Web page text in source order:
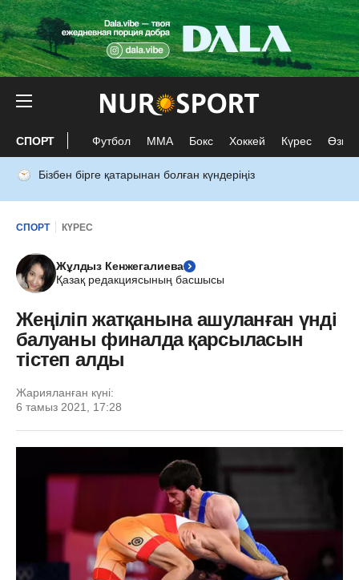
СПОРТ Футбол ММА Бокс Хоккей Күрес Өзге
Бізбен бірге қатарынан болған күндеріңіз
СПОРТ КҮРЕС
Жұлдыз Кенжегалиева
Қазақ редакциясының басшысы
Жеңіліп жатқанына ашуланған үнді
балуаны финалда қарсыласын
тістеп алды
Жарияланған күні:
6 тамыз 2021, 17:28